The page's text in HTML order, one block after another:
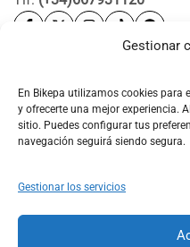
Gestionar
En Bikepa utilizamos cookies para
y ofrecerte una mejor experiencia.
sitio. Puedes configurar tus
navegación seguirá siendo segura.
Gestionar los servicios
Bikepa
Newsletter Bikepa
© 2026 Bikepa.